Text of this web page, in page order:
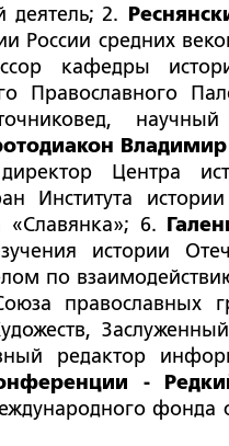
деятель; 2.
России средних
кафедры
Православного
Центра
Института
«Славянка»; 6.
истории
по
православных
редактор
-
фонда